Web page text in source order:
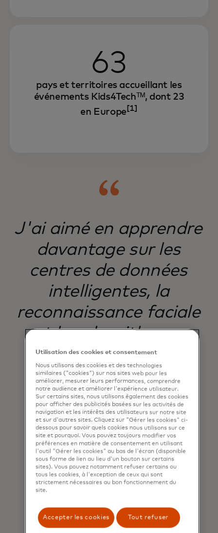
63
pays et territoires accueillant les
événements Kids4Techᵀᴹ, dont 23
en Europe [1]
J'ai aimé en apprendre
davantage sur les
centres de données
intelligentes, la
reconnaissance faciale
et les algorithmes.
Cameron (10 ans)
Kids4Techᵀᴹ participant
Utilisation des cookies et consentement
Nous utilisons des cookies et des technologies
similaires ("cookies") sur nos sites web pour les
améliorer, mesurer leurs performances, comprendre
notre audience et améliorer l'expérience utilisateur.
Sur certains sites, nous utilisons également des cookies
pour afficher des publicités basées sur les activités de
navigation et les intérêts des utilisateurs sur notre site
et sur d'autres sites. Cliquez sur "Gérer les cookies" ci-
dessous pour savoir quels cookies nous utilisons sur ce
site et pourquoi. Vous pouvez toujours modifier vos
préférences en matière de consentement en utilisant
l'outil "Gérer les cookies" au bas de l'écran (disponible
sous forme de lien au lieu d'un bouton sur certains
sites). Vous pouvez notamment refuser certains ou
tous les cookies, à l'exception de ceux qui sont
strictement nécessaires au bon fonctionnement du
site.
Accepter les cookies Tout refuser